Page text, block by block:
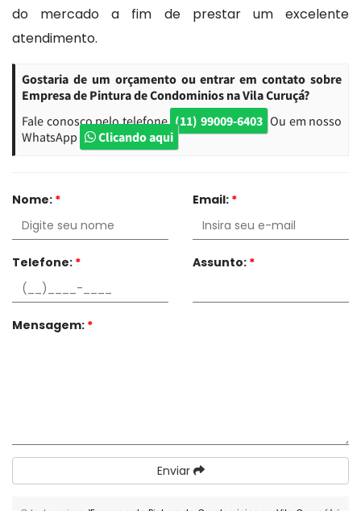
do mercado a fim de prestar um excelente
atendimento.
Gostaria de um orçamento ou entrar em contato sobre
Empresa de Pintura de Condominios na Vila Curuçá?
Fale conosco pelo telefone (11) 99009-6403 Ou em nosso
WhatsApp
Clicando aqui
Nome: * Email: *
Telefone: * Assunto: *
Mensagem: *
Enviar